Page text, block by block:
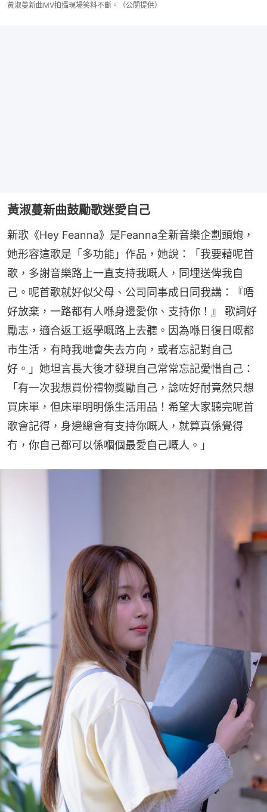
黃淑蔓新曲MV拍攝現場笑料不斷。（公關提供）
黃淑蔓新曲鼓勵歌迷愛自己
新歌《Hey Feanna》是Feanna全新音樂企劃頭炮，
她形容這歌是「多功能」作品，她說：「我要藉呢首
歌，多謝音樂路上一直支持我嘅人，同埋送俾我自
己。呢首歌就好似父母、公司同事成日同我講：『唔
好放棄，一路都有人喺身邊愛你、支持你！』 歌詞好
勵志，適合返工返學嘅路上去聽。因為喺日復日嘅都
市生活，有時我哋會失去方向，或者忘記對自己
好。」她坦言長大後才發現自己常常忘記愛惜自己：
「有一次我想買份禮物獎勵自己，諗咗好耐竟然只想
買床單，但床單明明係生活用品！希望大家聽完呢首
歌會記得，身邊總會有支持你嘅人，就算真係覺得
冇，你自己都可以係嗰個最愛自己嘅人。」